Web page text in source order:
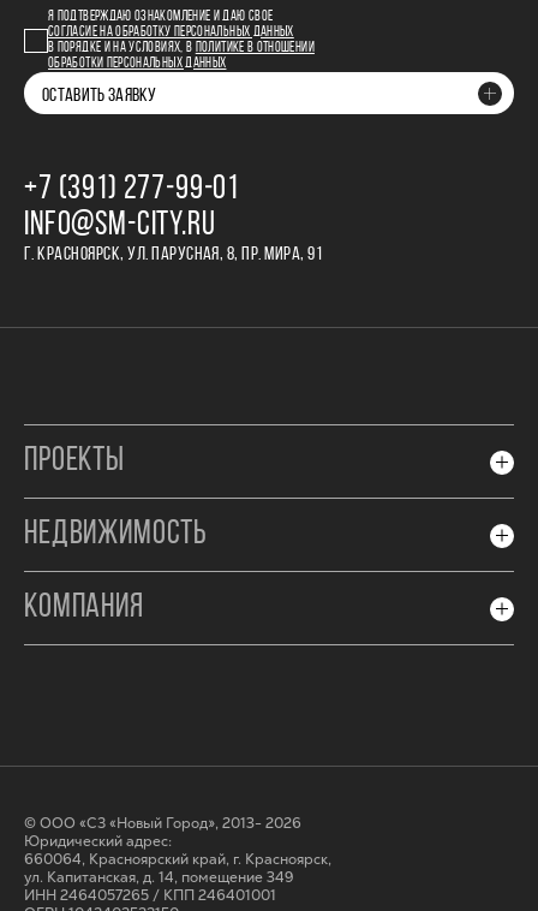
Я ПОДТВЕРЖДАЮ ОЗНАКОМЛЕНИЕ И ДАЮ СВОЕ
СОГЛАСИЕ НА ОБРАБОТКУ ПЕРСОНАЛЬНЫХ ДАННЫХ
В ПОРЯДКЕ И НА УСЛОВИЯХ, В
ПОЛИТИКЕ В ОТНОШЕНИИ
ОБРАБОТКИ ПЕРСОНАЛЬНЫХ ДАННЫХ
ОСТАВИТЬ ЗАЯВКУ
+7 (391) 277‒99‒01
INFO@SM-CITY.RU
Г. КРАСНОЯРСК, УЛ. ПАРУСНАЯ, 8, ПР. МИРА, 91
ПРОЕКТЫ
НЕДВИЖИМОСТЬ
КОМПАНИЯ
© ООО «СЗ «Новый Город», 2013- 2026
Юридический адрес:
660064, Красноярский край, г. Красноярск,
ул. Капитанская, д. 14, помещение 349
ИНН 2464057265 / КПП 246401001